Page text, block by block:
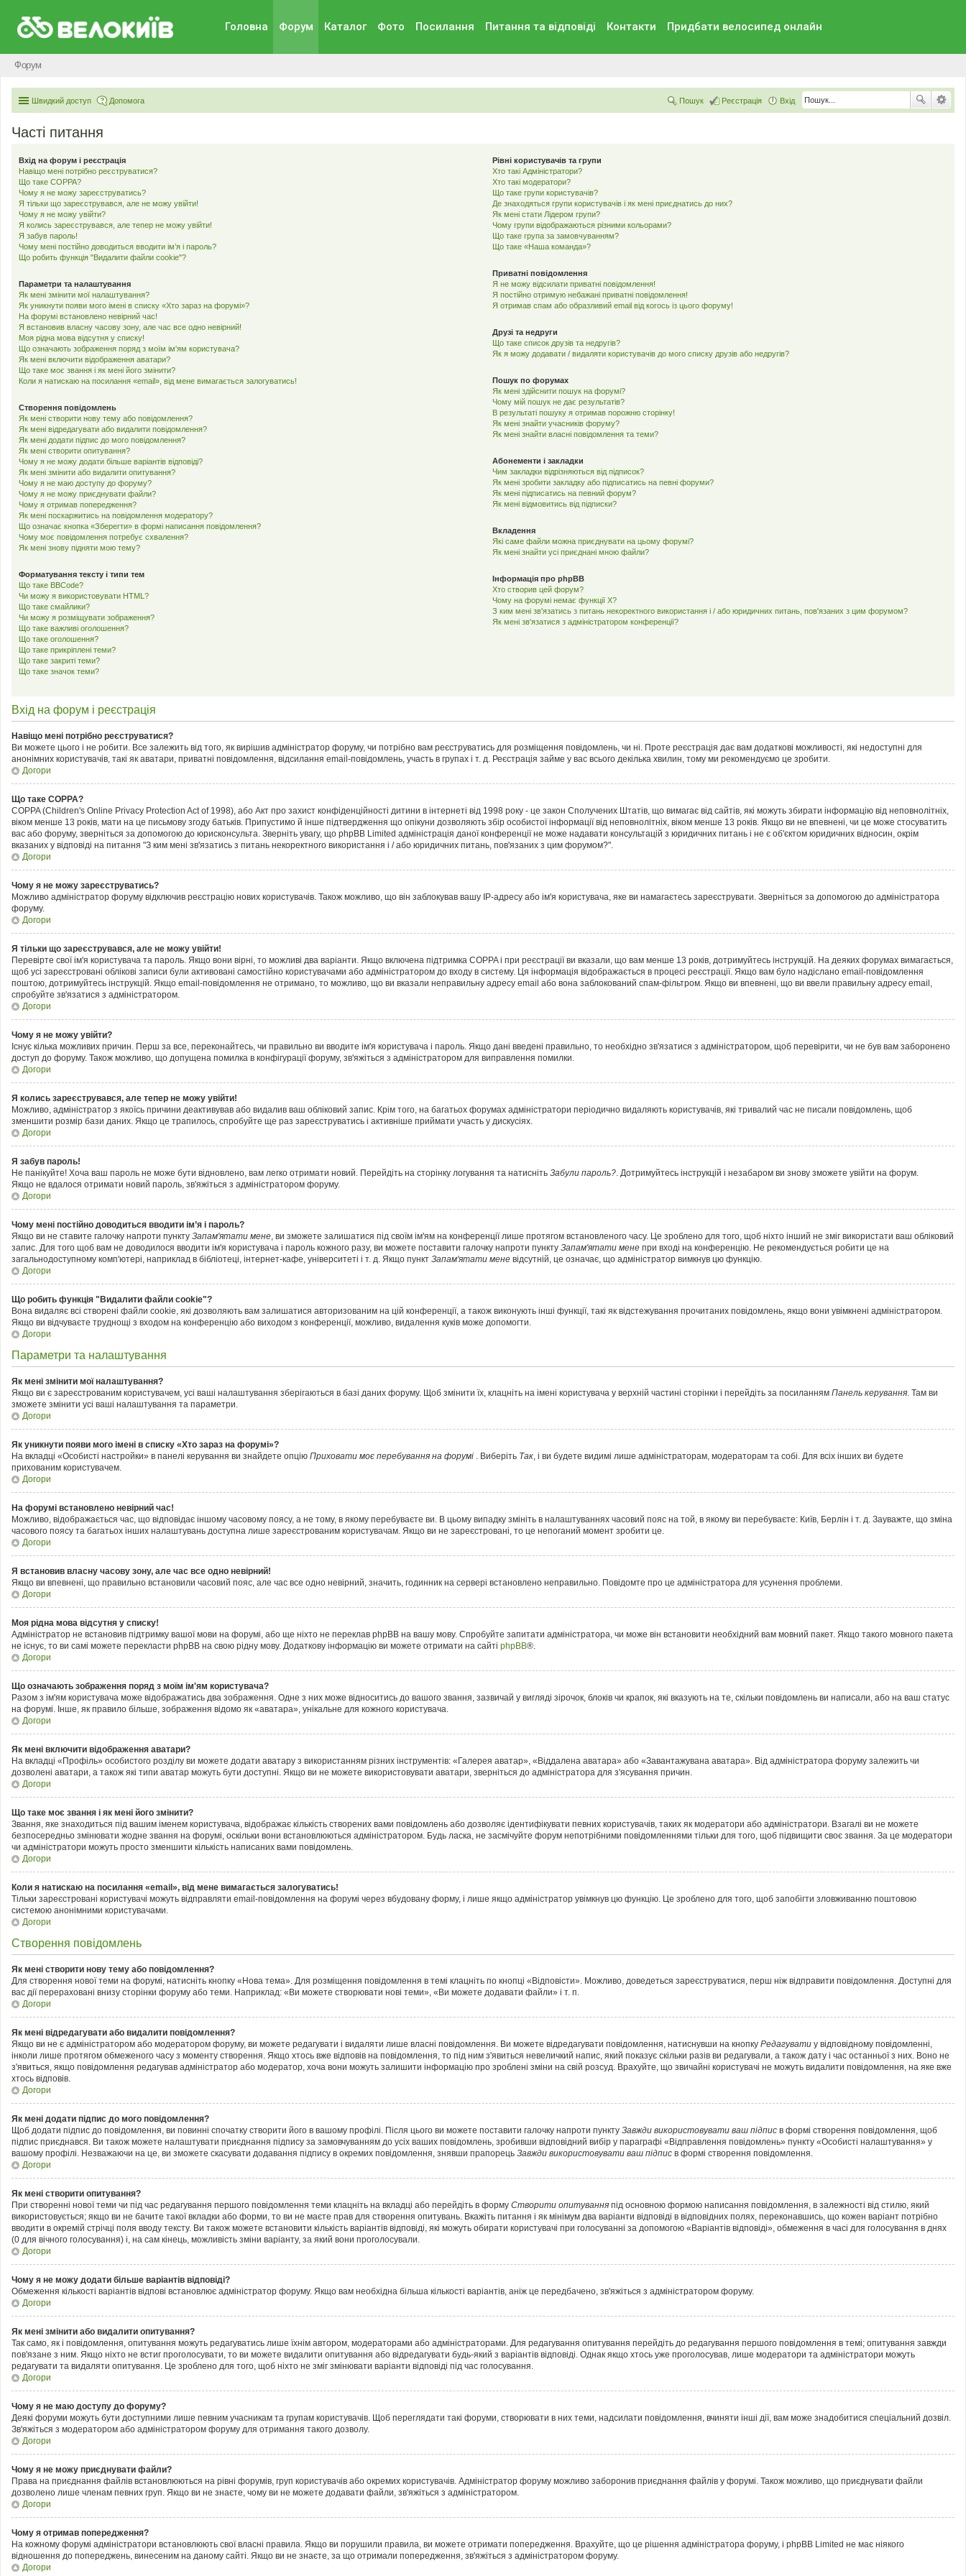
Головна Форум Каталог Фото Посилання Питання та вiдповiдi Контакти Придбати велосипед онлайн
Форум
Швидкий доступ Допомога Вхід
Реєстрація
Пошук
Часті питання
Вхід на форум і реєстрація
Навіщо мені потрібно реєструватися?
Що таке COPPA?
Чому я не можу зареєструватись?
Я тільки що зареєструвався, але не можу увійти!
Чому я не можу увійти?
Я колись зареєструвався, але тепер не можу увійти!
Я забув пароль!
Чому мені постійно доводиться вводити ім’я і пароль?
Що робить функція "Видалити файли cookie"?
Параметри та налаштування
Як мені змінити мої налаштування?
Як уникнути появи мого імені в списку «Хто зараз на форумі»?
На форумі встановлено невірний час!
Я встановив власну часову зону, але час все одно невірний!
Моя рідна мова відсутня у списку!
Що означають зображення поряд з моїм ім'ям користувача?
Як мені включити відображення аватари?
Що таке моє звання і як мені його змінити?
Коли я натискаю на посилання «email», від мене вимагається залогуватись!
Створення повідомлень
Як мені створити нову тему або повідомлення?
Як мені відредагувати або видалити повідомлення?
Як мені додати підпис до мого повідомлення?
Як мені створити опитування?
Чому я не можу додати більше варіантів відповіді?
Як мені змінити або видалити опитування?
Чому я не маю доступу до форуму?
Чому я не можу приєднувати файли?
Чому я отримав попередження?
Як мені поскаржитись на повідомлення модератору?
Що означає кнопка «Зберегти» в формі написання повідомлення?
Чому моє повідомлення потребує схвалення?
Як мені знову підняти мою тему?
Форматування тексту і типи тем
Що таке BBCode?
Чи можу я використовувати HTML?
Що таке смайлики?
Чи можу я розміщувати зображення?
Що таке важливі оголошення?
Що таке оголошення?
Що таке прикріплені теми?
Що таке закриті теми?
Що таке значок теми?
Рівні користувачів та групи
Хто такі Адміністратори?
Хто такі модератори?
Що таке групи користувачів?
Де знаходяться групи користувачів і як мені приєднатись до них?
Як мені стати Лідером групи?
Чому групи відображаються різними кольорами?
Що таке група за замовчуванням?
Що таке «Наша команда»?
Приватні повідомлення
Я не можу відсилати приватні повідомлення!
Я постійно отримую небажані приватні повідомлення!
Я отримав спам або образливий email від когось із цього форуму!
Друзі та недруги
Що таке список друзів та недругів?
Як я можу додавати / видаляти користувачів до мого списку друзів або недругів?
Пошук по форумах
Як мені здійснити пошук на форумі?
Чому мій пошук не дає результатів?
В результаті пошуку я отримав порожню сторінку!
Як мені знайти учасників форуму?
Як мені знайти власні повідомлення та теми?
Абонементи і закладки
Чим закладки відрізняються від підписок?
Як мені зробити закладку або підписатись на певні форуми?
Як мені підписатись на певний форум?
Як мені відмовитись від підписки?
Вкладення
Які саме файли можна приєднувати на цьому форумі?
Як мені знайти усі приєднані мною файли?
Інформація про phpBB
Хто створив цей форум?
Чому на форумі немає функції X?
З ким мені зв'язатись з питань некоректного використання і / або юридичних питань, пов'язаних з цим форумом?
Як мені зв'язатися з адміністратором конференції?
Вхід на форум і реєстрація
Навіщо мені потрібно реєструватися?
Ви можете цього і не робити. Все залежить від того, як вирішив адміністратор форуму, чи потрібно вам реєструватись для розміщення повідомлень, чи ні. Проте реєстрація дає вам додаткові можливості, які недоступні для
анонімних користувачів, такі як аватари, приватні повідомлення, відсилання email-повідомлень, участь в групах і т. д. Реєстрація займе у вас всього декілька хвилин, тому ми рекомендуємо це зробити.
Догори
Що таке COPPA?
COPPA (Children's Online Privacy Protection Act of 1998), або Акт про захист конфіденційності дитини в інтернеті від 1998 року - це закон Сполучених Штатів, що вимагає від сайтів, які можуть збирати інформацію від неповнолітніх,
віком менше 13 років, мати на це письмову згоду батьків. Припустимо й інше підтвердження що опікуни дозволяють збір особистої інформації від неповнолітніх, віком менше 13 років. Якщо ви не впевнені, чи це може стосуватить
вас або форуму, зверніться за допомогою до юрисконсульта. Зверніть увагу, що phpBB Limited адміністрація даної конференції не може надавати консультацій з юридичних питань і не є об'єктом юридичних відносин, окрім
вказаних у відповіді на питання "З ким мені зв'язатись з питань некоректного використання і / або юридичних питань, пов'язаних з цим форумом?".
Догори
Чому я не можу зареєструватись?
Можливо адміністратор форуму відключив реєстрацію нових користувачів. Також можливо, що він заблокував вашу IP-адресу або ім'я користувача, яке ви намагаєтесь зареєструвати. Зверніться за допомогою до адміністратора
форуму.
Догори
Я тільки що зареєструвався, але не можу увійти!
Перевірте свої ім'я користувача та пароль. Якщо вони вірні, то можливі два варіанти. Якщо включена підтримка COPPA і при реєстрації ви вказали, що вам менше 13 років, дотримуйтесь інструкцій. На деяких форумах вимагається,
щоб усі зареєстровані облікові записи були активовані самостійно користувачами або адміністратором до входу в систему. Ця інформація відображається в процесі реєстрації. Якщо вам було надіслано email-повідомлення
поштою, дотримуйтесь інструкцій. Якщо email-повідомлення не отримано, то можливо, що ви вказали неправильну адресу email або вона заблокований спам-фільтром. Якщо ви впевнені, що ви ввели правильну адресу email,
спробуйте зв'язатися з адміністратором.
Догори
Чому я не можу увійти?
Існує кілька можливих причин. Перш за все, переконайтесь, чи правильно ви вводите ім'я користувача і пароль. Якщо дані введені правильно, то необхідно зв'язатися з адміністратором, щоб перевірити, чи не був вам заборонено
доступ до форуму. Також можливо, що допущена помилка в конфігурації форуму, зв'яжіться з адміністратором для виправлення помилки.
Догори
Я колись зареєструвався, але тепер не можу увійти!
Можливо, адміністратор з якоїсь причини деактивував або видалив ваш обліковий запис. Крім того, на багатьох форумах адміністратори періодично видаляють користувачів, які тривалий час не писали повідомлень, щоб
зменшити розмір бази даних. Якщо це трапилось, спробуйте ще раз зареєструватись і активніше приймати участь у дискусіях.
Догори
Я забув пароль!
Не панікуйте! Хоча ваш пароль не може бути відновлено, вам легко отримати новий. Перейдіть на сторінку логування та натисніть Забули пароль?. Дотримуйтесь інструкцій і незабаром ви знову зможете увійти на форум.
Якщо не вдалося отримати новий пароль, зв'яжіться з адміністратором форуму.
Догори
Чому мені постійно доводиться вводити ім’я і пароль?
Якщо ви не ставите галочку напроти пункту Запам'ятати мене, ви зможете залишатися під своїм ім'ям на конференції лише протягом встановленого часу. Це зроблено для того, щоб ніхто інший не зміг використати ваш обліковий
запис. Для того щоб вам не доводилося вводити ім'я користувача і пароль кожного разу, ви можете поставити галочку напроти пункту Запам'ятати мене при вході на конференцію. Не рекомендується робити це на
загальнодоступному комп'ютері, наприклад в бібліотеці, інтернет-кафе, університеті і т. д. Якщо пункт Запам'ятати мене відсутній, це означає, що адміністратор вимкнув цю функцію.
Догори
Що робить функція "Видалити файли cookie"?
Вона видаляє всі створені файли cookie, які дозволяють вам залишатися авторизованим на цій конференції, а також виконують інші функції, такі як відстежування прочитаних повідомлень, якщо вони увімкнені адміністратором.
Якщо ви відчуваєте труднощі з входом на конференцію або виходом з конференції, можливо, видалення куків може допомогти.
Догори
Параметри та налаштування
Як мені змінити мої налаштування?
Якщо ви є зареєстрованим користувачем, усі ваші налаштування зберігаються в базі даних форуму. Щоб змінити їх, клацніть на імені користувача у верхній частині сторінки і перейдіть за посиланням Панель керування. Там ви
зможете змінити усі ваші налаштування та параметри.
Догори
Як уникнути появи мого імені в списку «Хто зараз на форумі»?
На вкладці «Особисті настройки» в панелі керування ви знайдете опцію Приховати моє перебування на форумі . Виберіть Так, і ви будете видимі лише адміністраторам, модераторам та собі. Для всіх інших ви будете
прихованим користувачем.
Догори
На форумі встановлено невірний час!
Можливо, відображається час, що відповідає іншому часовому поясу, а не тому, в якому перебуваєте ви. В цьому випадку змініть в налаштуваннях часовий пояс на той, в якому ви перебуваєте: Київ, Берлін і т. д. Зауважте, що зміна
часового поясу та багатьох інших налаштувань доступна лише зареєстрованим користувачам. Якщо ви не зареєстровані, то це непоганий момент зробити це.
Догори
Я встановив власну часову зону, але час все одно невірний!
Якщо ви впевнені, що правильно встановили часовий пояс, але час все одно невірний, значить, годинник на сервері встановлено неправильно. Повідомте про це адміністратора для усунення проблеми.
Догори
Моя рідна мова відсутня у списку!
Адміністратор не встановив підтримку вашої мови на форумі, або ще ніхто не переклав phpBB на вашу мову. Спробуйте запитати адміністратора, чи може він встановити необхідний вам мовний пакет. Якщо такого мовного пакета
не існує, то ви самі можете перекласти phpBB на свою рідну мову. Додаткову інформацію ви можете отримати на сайті phpBB®.
Догори
Що означають зображення поряд з моїм ім'ям користувача?
Разом з ім'ям користувача може відображатись два зображення. Одне з них може відноситись до вашого звання, зазвичай у вигляді зірочок, блоків чи крапок, які вказують на те, скільки повідомлень ви написали, або на ваш статус
на форумі. Інше, як правило більше, зображення відомо як «аватара», унікальне для кожного користувача.
Догори
Як мені включити відображення аватари?
На вкладці «Профіль» особистого розділу ви можете додати аватару з використанням різних інструментів: «Галерея аватар», «Віддалена аватара» або «Завантажувана аватара». Від адміністратора форуму залежить чи
дозволені аватари, а також які типи аватар можуть бути доступні. Якщо ви не можете використовувати аватари, зверніться до адміністратора для з'ясування причин.
Догори
Що таке моє звання і як мені його змінити?
Звання, яке знаходиться під вашим іменем користувача, відображає кількість створених вами повідомлень або дозволяє ідентифікувати певних користувачів, таких як модератори або адміністратори. Взагалі ви не можете
безпосередньо змінювати жодне звання на форумі, оскільки вони встановлюються адміністратором. Будь ласка, не засмічуйте форум непотрібними повідомленнями тільки для того, щоб підвищити своє звання. За це модератори
чи адміністратори можуть просто зменшити кількість написаних вами повідомлень.
Догори
Коли я натискаю на посилання «email», від мене вимагається залогуватись!
Тільки зареєстровані користувачі можуть відправляти email-повідомлення на форумі через вбудовану форму, і лише якщо адміністратор увімкнув цю функцію. Це зроблено для того, щоб запобігти зловживанню поштовою
системою анонімними користувачами.
Догори
Створення повідомлень
Як мені створити нову тему або повідомлення?
Для створення нової теми на форумі, натисніть кнопку «Нова тема». Для розміщення повідомлення в темі клацніть по кнопці «Відповісти». Можливо, доведеться зареєструватися, перш ніж відправити повідомлення. Доступні для
вас дії перераховані внизу сторінки форуму або теми. Наприклад: «Ви можете створювати нові теми», «Ви можете додавати файли» і т. п.
Догори
Як мені відредагувати або видалити повідомлення?
Якщо ви не є адміністратором або модератором форуму, ви можете редагувати і видаляти лише власні повідомлення. Ви можете відредагувати повідомлення, натиснувши на кнопку Редагувати у відповідному повідомленні,
інколи лише протягом обмеженого часу з моменту створення. Якщо хтось вже відповів на повідомлення, то під ним з'явиться невеличкий напис, який показує скільки разів ви редагували, а також дату і час останньої з них. Воно не
з'явиться, якщо повідомлення редагував адміністратор або модератор, хоча вони можуть залишити інформацію про зроблені зміни на свій розсуд. Врахуйте, що звичайні користувачі не можуть видалити повідомлення, на яке вже
хтось відповів.
Догори
Як мені додати підпис до мого повідомлення?
Щоб додати підпис до повідомлення, ви повинні спочатку створити його в вашому профілі. Після цього ви можете поставити галочку напроти пункту Завжди використовувати ваш підпис в формі створення повідомлення, щоб
підпис приєднався. Ви також можете налаштувати приєднання підпису за замовчуванням до усіх ваших повідомлень, зробивши відповідний вибір у параграфі «Відправлення повідомлень» пункту «Особисті налаштування» у
вашому профілі. Незважаючи на це, ви зможете скасувати додавання підпису в окремих повідомлення, знявши прапорець Завжди використовувати ваш підпис в формі створення повідомлення.
Догори
Як мені створити опитування?
При створенні нової теми чи під час редагування першого повідомлення теми клацніть на вкладці або перейдіть в форму Створити опитування під основною формою написання повідомлення, в залежності від стилю, який
використовується; якщо ви не бачите такої вкладки або форми, то ви не маєте прав для створення опитувань. Вкажіть питання і як мінімум два варіанти відповіді в відповідних полях, переконавшись, що кожен варіант потрібно
вводити в окремій стрічці поля вводу тексту. Ви також можете встановити кількість варіантів відповіді, які можуть обирати користувачі при голосуванні за допомогою «Варіантів відповіді», обмеження в часі для голосування в днях
(0 для вічного голосування) і, на сам кінець, можливість зміни варіанту, за який вони проголосували.
Догори
Чому я не можу додати більше варіантів відповіді?
Обмеження кількості варіантів відпові встановлює адміністратор форуму. Якщо вам необхідна більша кількості варіантів, аніж це передбачено, зв'яжіться з адміністратором форуму.
Догори
Як мені змінити або видалити опитування?
Так само, як і повідомлення, опитування можуть редагуватись лише їхнім автором, модераторами або адміністраторами. Для редагування опитування перейдіть до редагування першого повідомлення в темі; опитування завжди
пов'язане з ним. Якщо ніхто не встиг проголосувати, то ви можете видалити опитування або відредагувати будь-який з варіантів відповіді. Однак якщо хтось уже проголосував, лише модератори та адміністратори можуть
редагувати та видаляти опитування. Це зроблено для того, щоб ніхто не зміг змінювати варіанти відповіді під час голосування.
Догори
Чому я не маю доступу до форуму?
Деякі форуми можуть бути доступними лише певним учасникам та групам користувачів. Щоб переглядати такі форуми, створювати в них теми, надсилати повідомлення, вчиняти інші дії, вам може знадобитися спеціальний дозвіл.
Зв'яжіться з модератором або адміністратором форуму для отримання такого дозволу.
Догори
Чому я не можу приєднувати файли?
Права на приєднання файлів встановлюються на рівні форумів, груп користувачів або окремих користувачів. Адміністратор форуму можливо заборонив приєднання файлів у форумі. Також можливо, що приєднувати файли
дозволено лише членам певних груп. Якщо ви не знаєте, чому ви не можете додавати файли, зв'яжіться з адміністратором.
Догори
Чому я отримав попередження?
На кожному форумі адміністратори встановлюють свої власні правила. Якщо ви порушили правила, ви можете отримати попередження. Врахуйте, що це рішення адміністратора форуму, і phpBB Limited не має ніякого
відношення до попереджень, винесеним на даному сайті. Якщо ви не знаєте, за що отримали попередження, зв'яжіться з адміністратором форуму.
Догори